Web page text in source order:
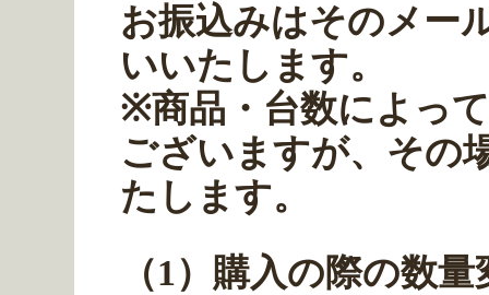
お振込みはそのメー
いいたします。
※商品・台数によっ
ございますが、その
たします。
（1）購入の際の数